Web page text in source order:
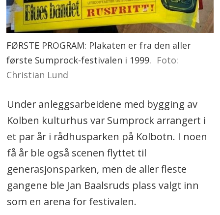
FØRSTE PROGRAM: Plakaten er fra den aller
første Sumprock-festivalen i 1999. Foto:
Christian Lund
Under anleggsarbeidene med bygging av
Kolben kulturhus var Sumprock arrangert i
et par år i rådhusparken på Kolbotn. I noen
få år ble også scenen flyttet til
generasjonsparken, men de aller fleste
gangene ble Jan Baalsruds plass valgt inn
som en arena for festivalen.